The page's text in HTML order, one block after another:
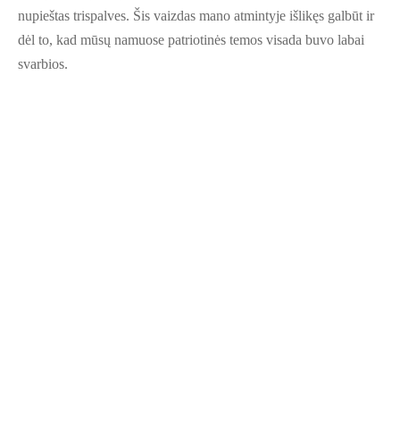
nupieštas trispalves. Šis vaizdas mano atmintyje išlikęs galbūt ir
dėl to, kad mūsų namuose patriotinės temos visada buvo labai
svarbios.